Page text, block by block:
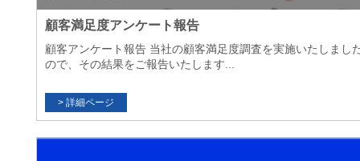
顧客満足度アンケート報告
顧客アンケート報告 当社の顧客満足度調査を実施いたしまし
ので、その結果をご報告いたします...